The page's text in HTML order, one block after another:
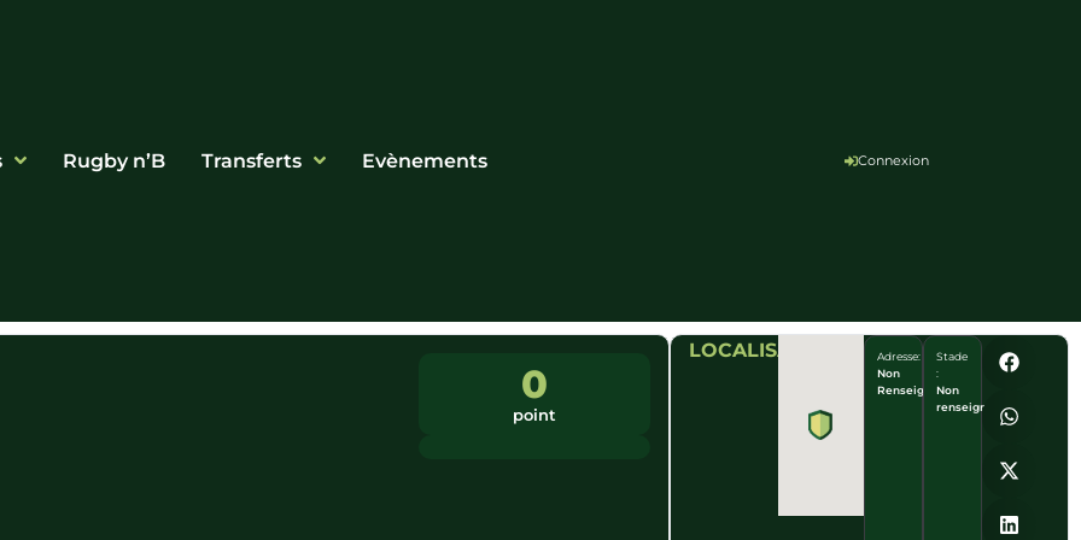
Rugby n’B Transferts Evènements Connexion
0
point
LOCALISATION
Adresse:
Non
Renseigné
Stade
:
Non
renseigné